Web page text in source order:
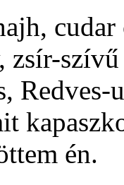
cudar
zsír-
Redves-
én.